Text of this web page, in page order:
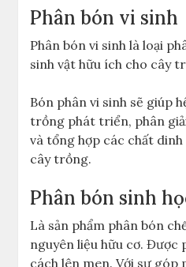
Phân bón vi sinh
Phân bón vi sinh là loại
sinh vật hữu ích cho cây
Bón phân vi sinh sẽ giúp
trồng phát triển, phân
và tổng hợp các chất
cây trồng.
Phân bón sinh
Là sản phẩm phân bón
nguyên liệu hữu cơ. Được
cách lên men. Với sự góp